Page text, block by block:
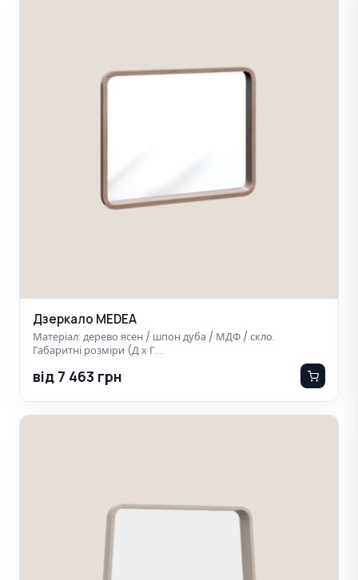
Дзеркало MEDEA
Матеріал: дерево ясен / шпон дуба / МДФ / скло.
Габаритні розміри (Д х Г…
від 7 463 грн